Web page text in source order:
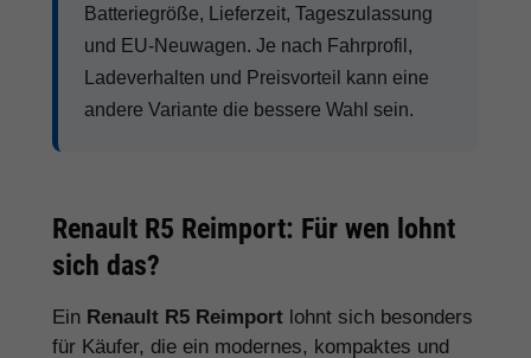
Batteriegröße, Lieferzeit, Tageszulassung
und EU-Neuwagen. Je nach Fahrprofil,
Ladeverhalten und Preisvorteil kann eine
andere Variante die bessere Wahl sein.
Renault R5 Reimport: Für wen lohnt
sich das?
Ein Renault R5 Reimport lohnt sich besonders
für Käufer, die ein modernes, kompaktes und